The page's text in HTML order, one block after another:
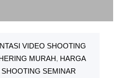
VIDEO SHOOTING
MURAH, HARGA
SEMINAR